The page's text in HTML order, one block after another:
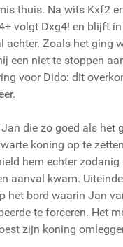
thuis. Na wits Kxf2
volgt Dxg4! en blijft
achter. Zoals het ging
een niet te stoppen
voor Dido: dit
die zo goed als het
koning op te
hem echter zodanig
aanval kwam.
het bord waarin Jan
te forceren. Het
zijn koning